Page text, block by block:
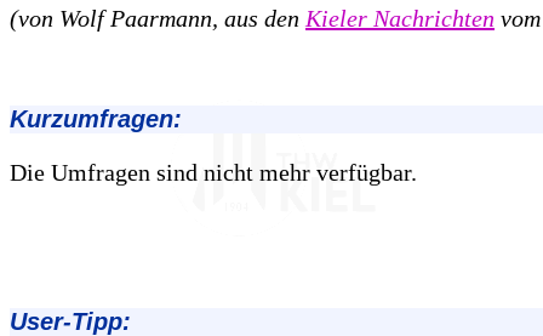
(von Wolf Paarmann, aus den Kieler Nachrichten
Kurzumfragen:
Die Umfragen sind nicht mehr verfügbar.
User-Tipp: